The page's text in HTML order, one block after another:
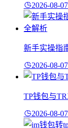
2026-08-07
新手实操指
2026-08-07
TP钱包与
2026-08-07